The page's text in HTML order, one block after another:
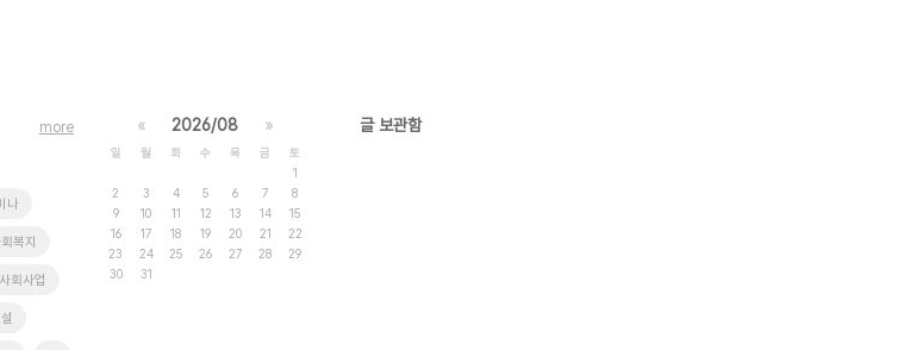
나
복지
사회사업
more « 2026/08 »
일 월 화 수 목 금
토
1
2
3 4 5 6 7
8
9
10 11 12 13 14
15
16
17 18 19 20 21
22
23
24 25 26 27 28
29
30
31
글 보관함